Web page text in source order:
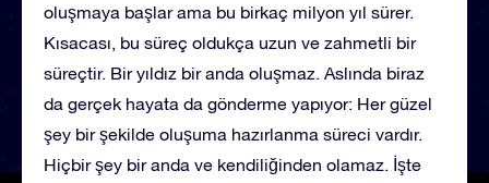
oluşmaya başlar ama bu birkaç milyon yıl sürer.
Kısacası, bu süreç oldukça uzun ve zahmetli bir
süreçtir. Bir yıldız bir anda oluşmaz. Aslında biraz
da gerçek hayata da gönderme yapıyor: Her güzel
şey bir şekilde oluşuma hazırlanma süreci vardır.
Hiçbir şey bir anda ve kendiliğinden olamaz. İşte